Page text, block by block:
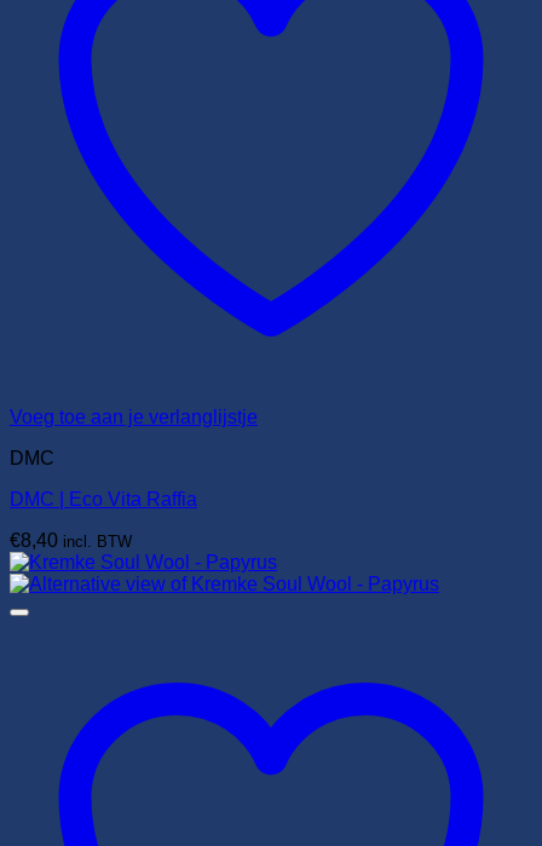
Voeg toe aan je verlanglijstje
DMC
DMC | Eco Vita Raffia
€8,40 incl. BTW